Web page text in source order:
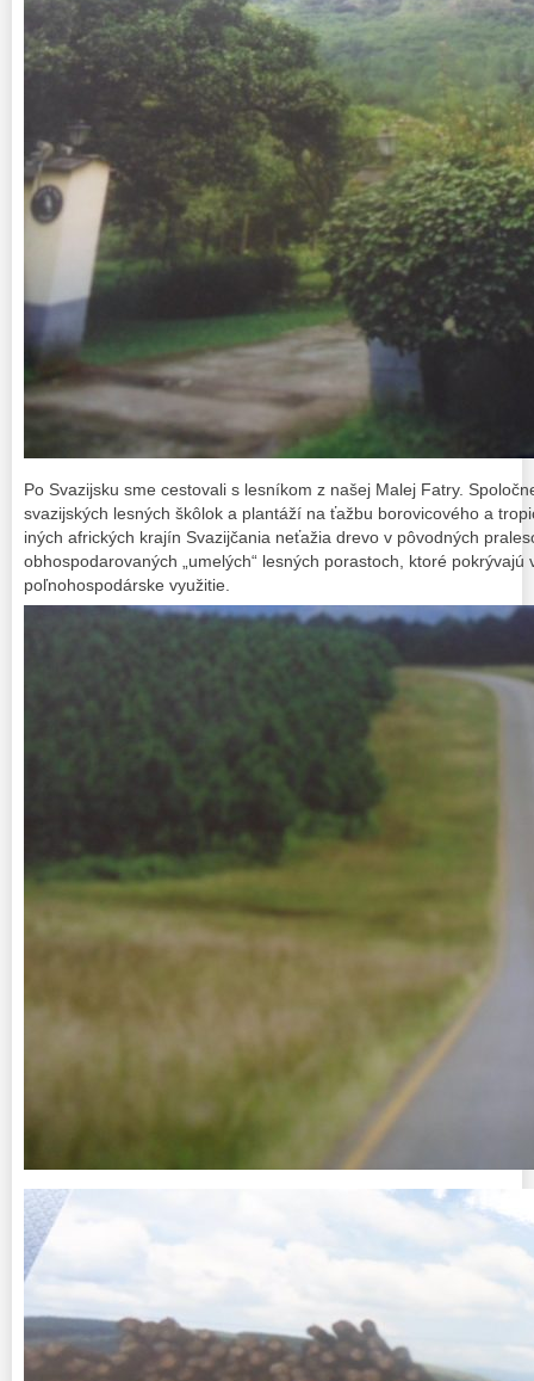
Po Svazijsku sme cestovali s lesníkom z našej Malej Fatry.
svazijských lesných škôlok a plantáží na ťažbu borovicového a
iných afrických krajín Svazijčania neťažia drevo v pôvodných
obhospodarovaných „umelých“ lesných porastoch, ktoré pokrývajú
poľnohospodárske využitie.